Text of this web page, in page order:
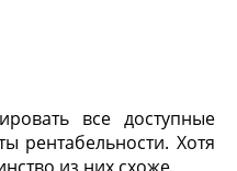
все доступные
рентабельности. Хотя